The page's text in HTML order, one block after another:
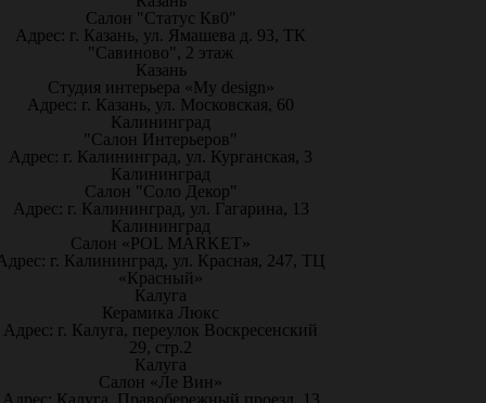
Салон "Статус Кв0"
Адрес: г. Казань, ул. Ямашева д. 93, ТК
"Савиново", 2 этаж
Казань
Студия интерьера «My design»
Адрес: г. Казань, ул. Московская, 60
Калининград
"Салон Интерьеров"
Адрес: г. Калининград, ул. Курганская, 3
Калининград
Салон "Соло Декор"
Адрес: г. Калининград, ул. Гагарина, 13
Калининград
Салон «POL MARKET»
г. Калининград, ул. Красная, 247, ТЦ
«Красный»
Калуга
Керамика Люкс
Адрес: г. Калуга, переулок Воскресенский
29, стр.2
Калуга
Салон «Ле Вин»
Адрес: Калуга, Правобережный проезд, 13